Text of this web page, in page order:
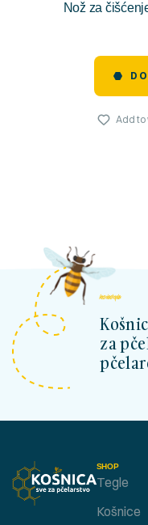
Nož za
Add to
kosnicashop.ba
za
SHOP
Tegle
Košnice